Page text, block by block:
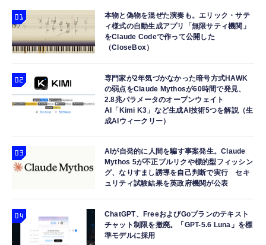
防水 小型 軽量 鍵 財布 車 子ども 高齢者 ペッ
ト見守り キーホルダー付属 (2個セット：ブラ
ック)
￥1,699
Apple Watch 45mm 44mm 一体型 バンド ケ
ース【Apple Watch SE3/9/8/7/SE2/SE/6/5/4
対応】 耐衝撃 PC TPU 二重構造 スポーツバ
ンド 落下 衝撃吸収 耐久性 傷防止 ラギッド・
アーマー・プロ 062CS25324 (ブラック)
￥2,999
￥2,190
ANDERY スマホホルダー 車 【真空ゲル吸盤
￥1,998
￥1,690
エレコム 充電器 コンセント USB-C USB-A 2
ポート 20W PD対応 折りたたみ式プラグ ホワ
イト EC-AC12020WH
￥1,290
本物と偽物を混ぜた演奏も。エリック・サテ
ィ様式の自動生成アプリ「無限サティ機関」
をClaude Codeで作って公開した
（CloseBox）
専門家が2年気づかなかった暗号方式HAWK
の弱点をClaude Mythosが60時間で発見、
2.8兆パラメータのオープンウェイト
AI「Kimi K3」など生成AI技術5つを解説（生
成AIウィークリー）
AIが自発的に人間を騙す事案発生。Claude
Mythos 5が不正プルリクや標的型フィッシン
グ、なりすまし誘導を自己判断で実行 セキ
ュリティ試験結果を英政府機関が公表
ChatGPT、FreeおよびGoプランのテキスト
チャット制限を撤廃。「GPT-5.6 Luna」を標
準モデルに採用